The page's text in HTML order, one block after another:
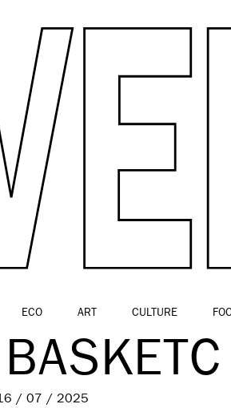
ECO ART CULTURE
/ 07 / 2025